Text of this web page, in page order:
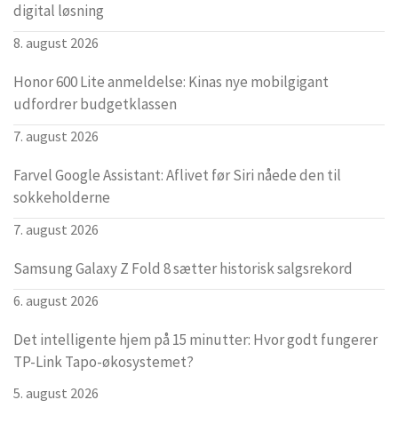
digital løsning
8. august 2026
Honor 600 Lite anmeldelse: Kinas nye mobilgigant
udfordrer budgetklassen
7. august 2026
Farvel Google Assistant: Aflivet før Siri nåede den til
sokkeholderne
7. august 2026
Samsung Galaxy Z Fold 8 sætter historisk salgsrekord
6. august 2026
Det intelligente hjem på 15 minutter: Hvor godt fungerer
TP-Link Tapo-økosystemet?
5. august 2026